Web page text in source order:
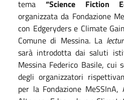
tema “Science Fiction
organizzata da Fondazione
con Edgeryders e Climate
Comune di Messina. La
sarà introdotta dai saluti
Messina Federico Basile,
degli organizzatori
per la Fondazione